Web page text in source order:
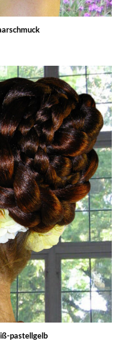
pastellgelb